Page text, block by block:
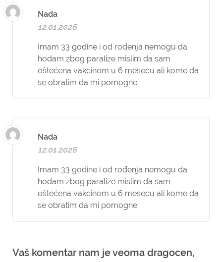
Nada
12.01.2026
Imam 33 godine i od rođenja nemogu da
hodam zbog paralize mislim da sam
oštećena vakcinom u 6 mesecu ali kome da
se obratim da mi pomogne
Nada
12.01.2026
Imam 33 godine i od rođenja nemogu da
hodam zbog paralize mislim da sam
oštećena vakcinom u 6 mesecu ali kome da
se obratim da mi pomogne
Vaš komentar nam je veoma dragocen,